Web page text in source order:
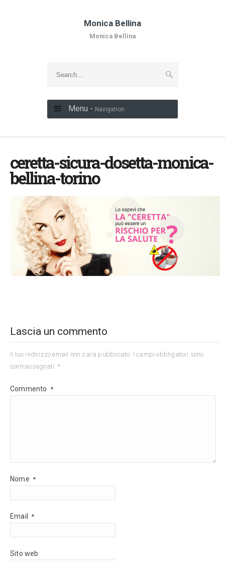
Monica Bellina
Monica Bellina
Menu - Navigation
ceretta-sicura-dosetta-monica-
bellina-torino
Lascia un commento
Il tuo indirizzo email non sarà pubblicato. I campi obbligatori sono
contrassegnati *
Commento *
Nome *
Email *
Sito web